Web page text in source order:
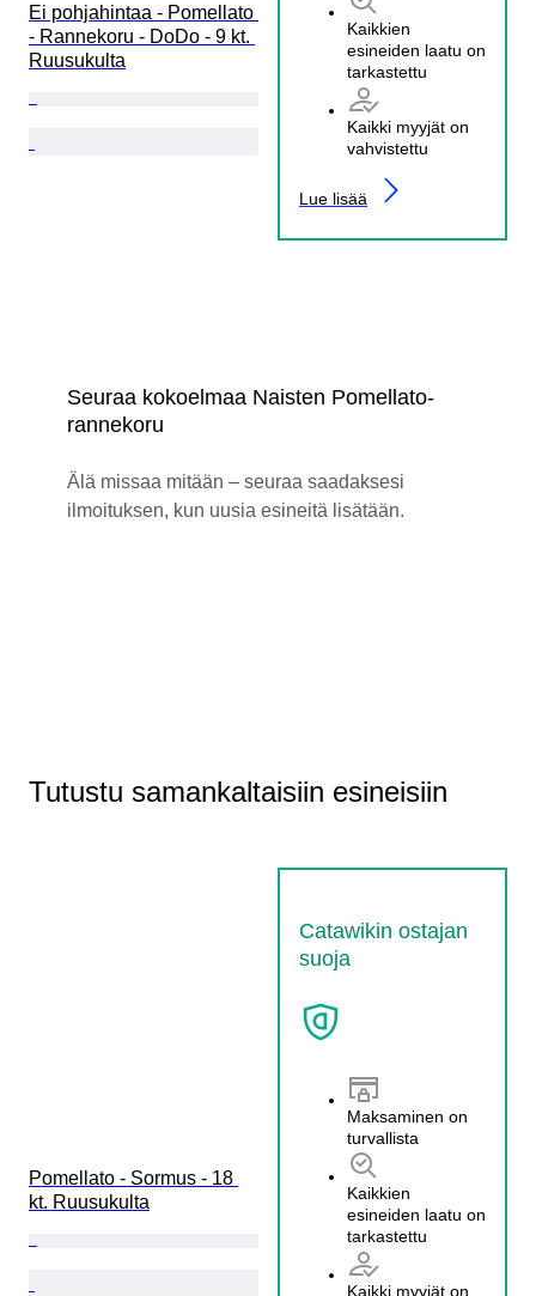
Ei pohjahintaa - Pomellato
- Rannekoru - DoDo - 9 kt.
Ruusukulta
Kaikkien
esineiden laatu on
tarkastettu
Kaikki myyjät on
vahvistettu
Lue lisää
Seuraa kokoelmaa Naisten Pomellato-
rannekoru
Älä missaa mitään – seuraa saadaksesi
ilmoituksen, kun uusia esineitä lisätään.
Tutustu samankaltaisiin esineisiin
Catawikin ostajan
suoja
Maksaminen on
turvallista
Kaikkien
esineiden laatu on
tarkastettu
Kaikki myyjät on
Pomellato - Sormus - 18
kt. Ruusukulta